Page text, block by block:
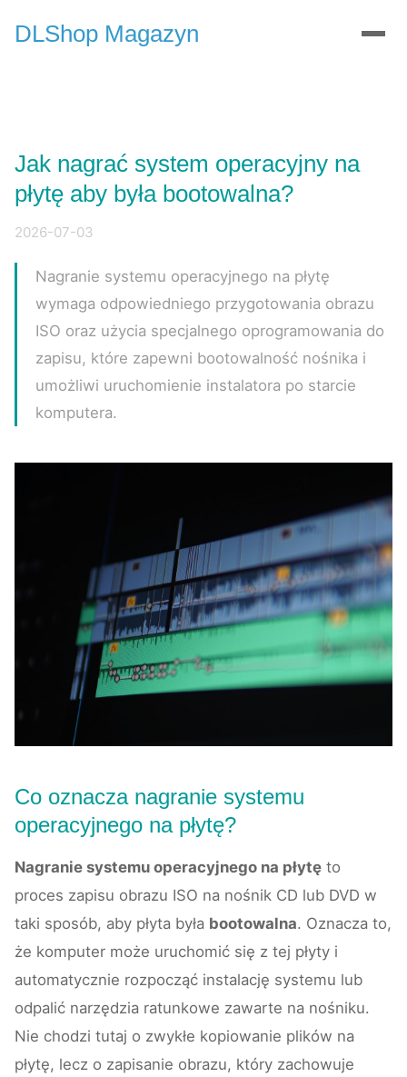
DLShop Magazyn
Jak nagrać system operacyjny na
płytę aby była bootowalna?
2026-07-03
Nagranie systemu operacyjnego na płytę
wymaga odpowiedniego przygotowania obrazu
ISO oraz użycia specjalnego oprogramowania do
zapisu, które zapewni bootowalność nośnika i
umożliwi uruchomienie instalatora po starcie
komputera.
Co oznacza nagranie systemu
operacyjnego na płytę?
Nagranie systemu operacyjnego na płytę to
proces zapisu obrazu ISO na nośnik CD lub DVD w
taki sposób, aby płyta była bootowalna. Oznacza to,
że komputer może uruchomić się z tej płyty i
automatycznie rozpocząć instalację systemu lub
odpalić narzędzia ratunkowe zawarte na nośniku.
Nie chodzi tutaj o zwykłe kopiowanie plików na
płytę, lecz o zapisanie obrazu, który zachowuje